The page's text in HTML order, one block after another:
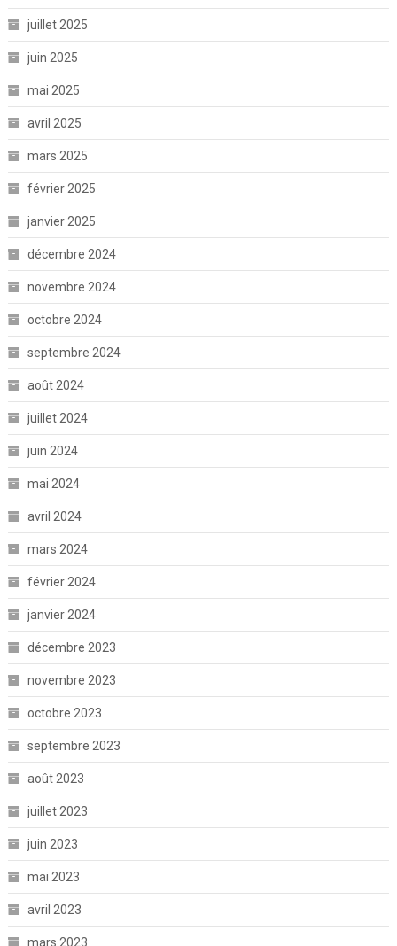
juillet 2025
juin 2025
mai 2025
avril 2025
mars 2025
février 2025
janvier 2025
décembre 2024
novembre 2024
octobre 2024
septembre 2024
août 2024
juillet 2024
juin 2024
mai 2024
avril 2024
mars 2024
février 2024
janvier 2024
décembre 2023
novembre 2023
octobre 2023
septembre 2023
août 2023
juillet 2023
juin 2023
mai 2023
avril 2023
mars 2023